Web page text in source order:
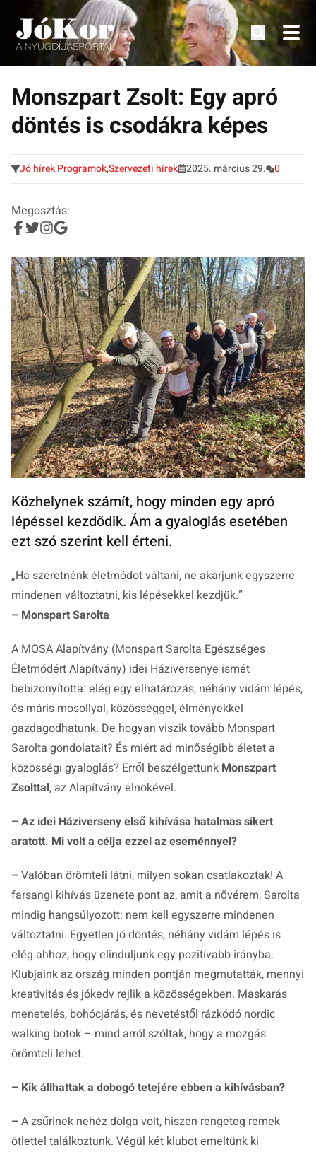
Tovább
tartalomra
Tudnivalók, érdekességek idősek számára.
Monszpart Zsolt: Egy apró
döntés is csodákra képes
Jó hírek,Programok,Szervezeti hírek 2025. március 29. 0
Megosztás:
Közhelynek számít, hogy minden egy apró
lépéssel kezdődik. Ám a gyaloglás esetében
ezt szó szerint kell érteni.
„Ha szeretnénk életmódot váltani, ne akarjunk egyszerre
mindenen változtatni, kis lépésekkel kezdjük.”
– Monspart Sarolta
A MOSA Alapítvány (Monspart Sarolta Egészséges
Életmódért Alapítvány) idei Háziversenye ismét
bebizonyította: elég egy elhatározás, néhány vidám lépés,
és máris mosollyal, közösséggel, élményekkel
gazdagodhatunk. De hogyan viszik tovább Monspart
Sarolta gondolatait? És miért ad minőségibb életet a
közösségi gyaloglás? Erről beszélgettünk Monszpart
Zsolttal, az Alapítvány elnökével.
– Az idei Háziverseny első kihívása hatalmas sikert
aratott. Mi volt a célja ezzel az eseménnyel?
–Valóban örömteli látni, milyen sokan csatlakoztak! A
farsangi kihívás üzenete pont az, amit a nővérem, Sarolta
mindig hangsúlyozott: nem kell egyszerre mindenen
változtatni. Egyetlen jó döntés, néhány vidám lépés is
elég ahhoz, hogy elinduljunk egy pozitívabb irányba.
Klubjaink az ország minden pontján megmutatták, mennyi
kreativitás és jókedv rejlik a közösségekben. Maskarás
menetelés, bohócjárás, és nevetéstől rázkódó nordic
walking botok – mind arról szóltak, hogy a mozgás
örömteli lehet.
– Kik állhattak a dobogó tetejére ebben a kihívásban?
–A zsűrinek nehéz dolga volt, hiszen rengeteg remek
ötlettel találkoztunk. Végül két klubot emeltünk ki